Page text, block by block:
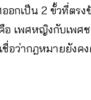
อกเป็น 2 ขั้วที่ตรง
อ เพศหญิงกับเพศ
อว่ากฎหมายยังค